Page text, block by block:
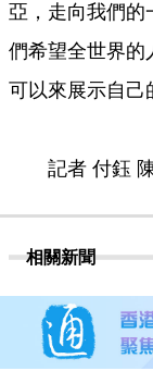
亞，走向我們的
們希望全世界的
可以來展示自己
記者 付鈺 陳
相關新聞